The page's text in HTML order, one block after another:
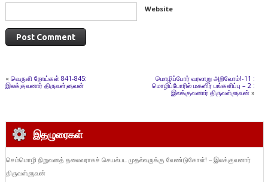
Website
« வெருளி நோய்கள் 841-845:
இலக்குவனார் திருவள்ளுவன்
மொழிப்போர் வரலாறு அறிவோம்!-11 :
மொழிப்போரில் மகளிர் பங்களிப்பு – 2 :
இலக்குவனார் திருவள்ளுவன் »
இதழுரைகள்
செம்மொழி நிறுவனத் தலைவராகச் செயல்பட முதல்வருக்கு வேண்டுகோள்! – இலக்குவனார்
திருவள்ளுவன்